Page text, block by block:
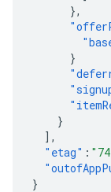
},
}
}
],
"etag" :
}